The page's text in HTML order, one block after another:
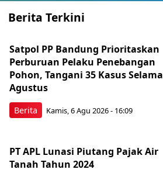
Berita Terkini
Berita
Satpol PP Bandung Prioritaskan
Perburuan Pelaku Penebangan
Pohon, Tangani 35 Kasus Selama
Agustus
Kamis, 6 Agu 2026 - 16:09
PT APL Lunasi Piutang Pajak Air
Tanah Tahun 2024